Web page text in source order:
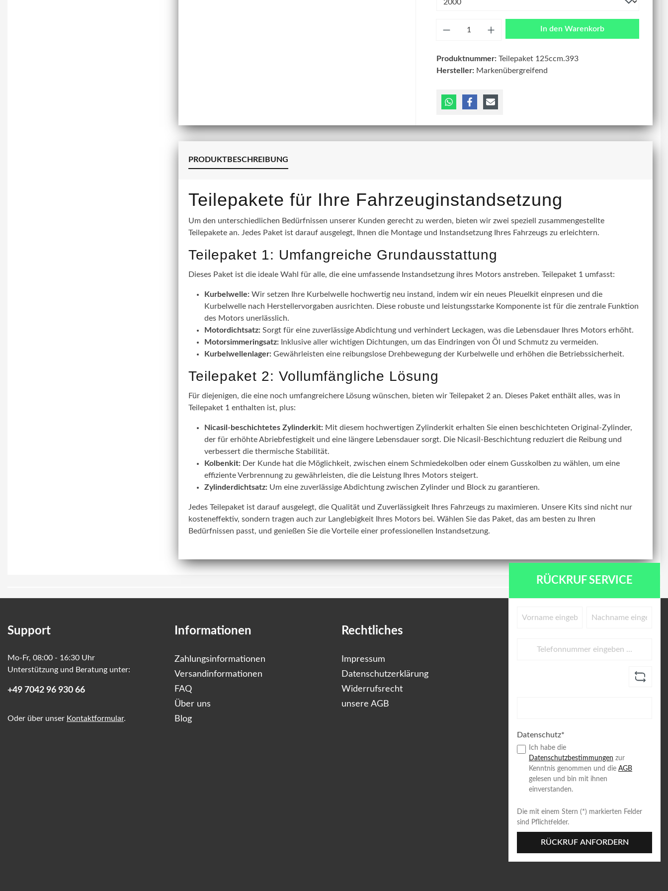
In den Warenkorb
Produktnummer:Teilepaket 125ccm.393
Hersteller: Markenübergreifend
PRODUKTBESCHREIBUNG
Teilepakete für Ihre Fahrzeuginstandsetzung
Um den unterschiedlichen Bedürfnissen unserer Kunden gerecht zu werden, bieten wir zwei speziell zusammengestellte
Teilepakete an. Jedes Paket ist darauf ausgelegt, Ihnen die Montage und Instandsetzung Ihres Fahrzeugs zu erleichtern.
Teilepaket 1: Umfangreiche Grundausstattung
Dieses Paket ist die ideale Wahl für alle, die eine umfassende Instandsetzung ihres Motors anstreben. Teilepaket 1 umfasst:
Kurbelwelle: Wir setzen Ihre Kurbelwelle hochwertig neu instand, indem wir ein neues Pleuelkit einpresen und die
Kurbelwelle nach Herstellervorgaben ausrichten. Diese robuste und leistungsstarke Komponente ist für die zentrale Funktion
des Motors unerlässlich.
Motordichtsatz: Sorgt für eine zuverlässige Abdichtung und verhindert Leckagen, was die Lebensdauer Ihres Motors erhöht.
Motorsimmeringsatz: Inklusive aller wichtigen Dichtungen, um das Eindringen von Öl und Schmutz zu vermeiden.
Kurbelwellenlager: Gewährleisten eine reibungslose Drehbewegung der Kurbelwelle und erhöhen die Betriebssicherheit.
Teilepaket 2: Vollumfängliche Lösung
Für diejenigen, die eine noch umfangreichere Lösung wünschen, bieten wir Teilepaket 2 an. Dieses Paket enthält alles, was in
Teilepaket 1 enthalten ist, plus:
Nicasil-beschichtetes Zylinderkit: Mit diesem hochwertigen Zylinderkit erhalten Sie einen beschichteten Original-Zylinder,
der für erhöhte Abriebfestigkeit und eine längere Lebensdauer sorgt. Die Nicasil-Beschichtung reduziert die Reibung und
verbessert die thermische Stabilität.
Kolbenkit: Der Kunde hat die Möglichkeit, zwischen einem Schmiedekolben oder einem Gusskolben zu wählen, um eine
effiziente Verbrennung zu gewährleisten, die die Leistung Ihres Motors steigert.
Zylinderdichtsatz: Um eine zuverlässige Abdichtung zwischen Zylinder und Block zu garantieren.
Jedes Teilepaket ist darauf ausgelegt, die Qualität und Zuverlässigkeit Ihres Fahrzeugs zu maximieren. Unsere Kits sind nicht nur
kosteneffektiv, sondern tragen auch zur Langlebigkeit Ihres Motors bei. Wählen Sie das Paket, das am besten zu Ihren
Bedürfnissen passt, und genießen Sie die Vorteile einer professionellen Instandsetzung.
Support
Mo-Fr, 08:00 - 16:30 Uhr
Unterstützung und Beratung unter:
+49 7042 96 930 66
Oder über unser Kontaktformular.
Informationen
Zahlungsinformationen
Versandinformationen
FAQ
Über uns
Blog
Rechtliches
Impressum
Datenschutzerklärung
Widerrufsrecht
unsere AGB
RÜCKRUF SERVICE
Datenschutz*
Ich habe die
Datenschutzbestimmungen zur
Kenntnis genommen und die AGB
gelesen und bin mit ihnen
einverstanden.
Die mit einem Stern (*) markierten Felder
sind Pflichtfelder.
RÜCKRUF ANFORDERN